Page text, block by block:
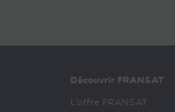
Découvrir FRANSAT
L’offre FRANSAT